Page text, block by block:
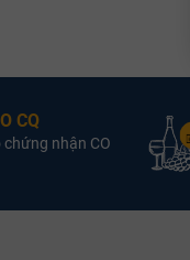
CQ
chứng nhận CO